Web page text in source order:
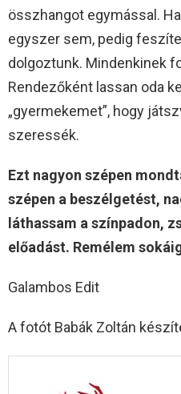
összhangot egymással.
egyszer sem, pedig
dolgoztunk. Mindenkinek
Rendezőként lassan oda
„gyermekemet”, hogy
szeressék.
Ezt nagyon szépen
szépen a beszélgetést,
láthassam a színpadon,
előadást. Remélem
Galambos Edit
A fotót Babák Zoltán